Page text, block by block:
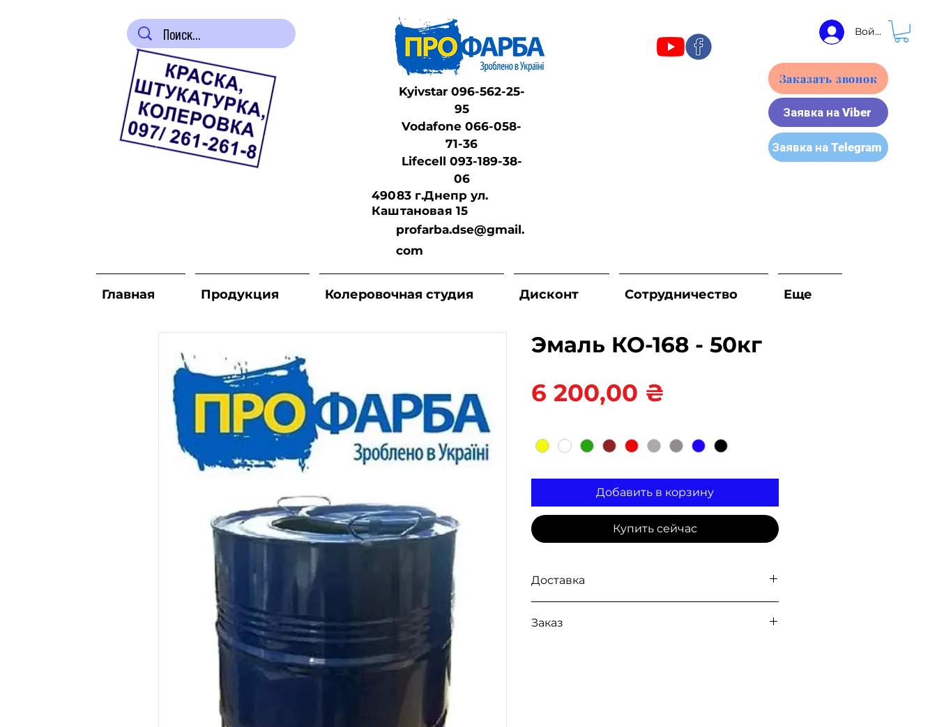
Заявка на Telegram
Заявка на Viber
Заказать звонок
Kyivstar 096-562-25-
95
Vodafone 066-058-
71-36
Lifeсell 093-189-38-
06
49083 г.Днепр ул.
Каштановая 15
profarba.dse@gmail.
com
Главная Продукция Колеровочная студия Дисконт Сотрудничество Еще
Войти
Эмаль КО-168 - 50кг
6 200,00 ₴
Добавить в корзину
Купить сейчас
Доставка
так же доставка
Заказ